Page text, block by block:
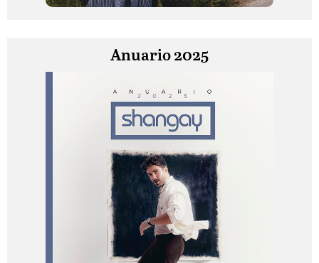
Anuario 2025